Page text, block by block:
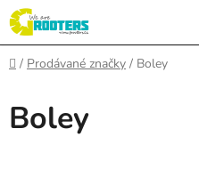
Přejít
na
obsah
Domů
/ Prodávané značky / Boley
Boley